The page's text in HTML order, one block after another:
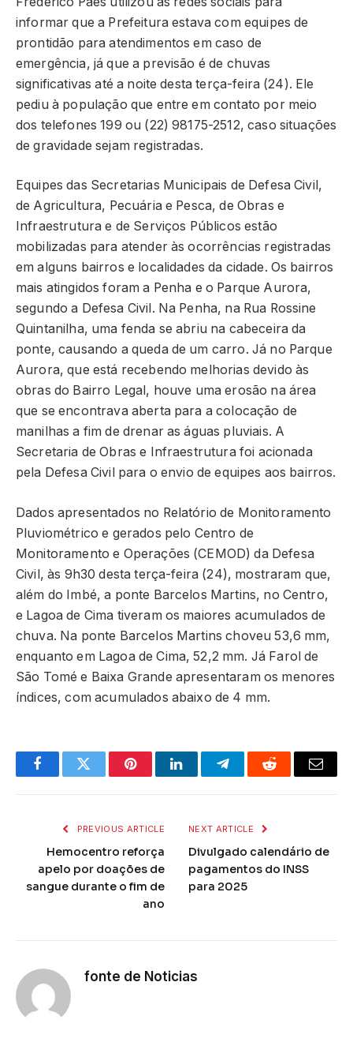
informar que a Prefeitura estava com equipes de
prontidão para atendimentos em caso de
emergência, já que a previsão é de chuvas
significativas até a noite desta terça-feira (24). Ele
pediu à população que entre em contato por meio
dos telefones 199 ou (22) 98175-2512, caso situações
de gravidade sejam registradas.
Equipes das Secretarias Municipais de Defesa Civil,
de Agricultura, Pecuária e Pesca, de Obras e
Infraestrutura e de Serviços Públicos estão
mobilizadas para atender às ocorrências registradas
em alguns bairros e localidades da cidade. Os bairros
mais atingidos foram a Penha e o Parque Aurora,
segundo a Defesa Civil. Na Penha, na Rua Rossine
Quintanilha, uma fenda se abriu na cabeceira da
ponte, causando a queda de um carro. Já no Parque
Aurora, que está recebendo melhorias devido às
obras do Bairro Legal, houve uma erosão na área
que se encontrava aberta para a colocação de
manilhas a fim de drenar as águas pluviais. A
Secretaria de Obras e Infraestrutura foi acionada
pela Defesa Civil para o envio de equipes aos bairros.
Dados apresentados no Relatório de Monitoramento
Pluviométrico e gerados pelo Centro de
Monitoramento e Operações (CEMOD) da Defesa
Civil, às 9h30 desta terça-feira (24), mostraram que,
além do Imbé, a ponte Barcelos Martins, no Centro,
e Lagoa de Cima tiveram os maiores acumulados de
chuva. Na ponte Barcelos Martins choveu 53,6 mm,
enquanto em Lagoa de Cima, 52,2 mm. Já Farol de
São Tomé e Baixa Grande apresentaram os menores
índices, com acumulados abaixo de 4 mm.
FacebookTwitter PinterestLinkedInTelegramReddit Email
PREVIOUS ARTICLE
Hemocentro reforça
apelo por doações de
sangue durante o fim de
ano
NEXT ARTICLE
Divulgado calendário de
pagamentos do INSS
para 2025
fonte de Noticias